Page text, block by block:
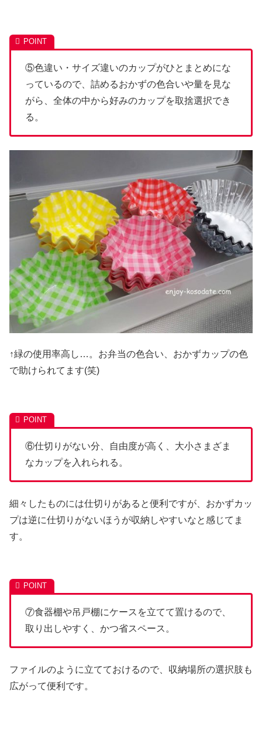
⑤色違い・サイズ違いのカップがひとまとめにな
っているので、詰めるおかずの色合いや量を見な
がら、全体の中から好みのカップを取捨選択でき
る。
↑緑の使用率高し…。お弁当の色合い、おかずカップの色
で助けられてます(笑)
⑥仕切りがない分、自由度が高く、大小さまざま
なカップを入れられる。
細々したものには仕切りがあると便利ですが、おかずカッ
プは逆に仕切りがないほうが収納しやすいなと感じてま
す。
⑦食器棚や吊戸棚にケースを立てて置けるので、
取り出しやすく、かつ省スペース。
ファイルのように立てておけるので、収納場所の選択肢も
広がって便利です。